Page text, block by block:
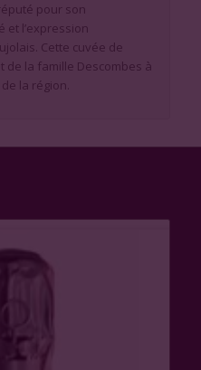
pour son
et l’expression
Cette cuvée de
de la famille Descombes à
la région.